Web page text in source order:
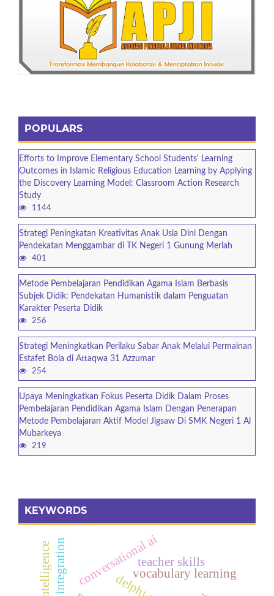
POPULARS
Efforts to Improve Elementary School Students' Learning
Outcomes in Islamic Religious Education Learning by Applying
the Discovery Learning Model: Classroom Action Research
Study
1144
Strategi Peningkatan Kreativitas Anak Usia Dini Dengan
Pendekatan Menggambar di TK Negeri 1 Gunung Meriah
401
Metode Pembelajaran Pendidikan Agama Islam Berbasis
Subjek Didik: Pendekatan Humanistik dalam Penguatan
Karakter Peserta Didik
256
Strategi Meningkatkan Perilaku Sabar Anak Melalui Permainan
Estafet Bola di Attaqwa 31 Azzumar
254
Upaya Meningkatkan Fokus Peserta Didik Dalam Proses
Pembelajaran Pendidikan Agama Islam Dengan Penerapan
Metode Pembelajaran Aktif Model Jigsaw Di SMK Negeri 1 Al
Mubarkeya
219
KEYWORDS
conversational aivocabulary learning
teacher skills